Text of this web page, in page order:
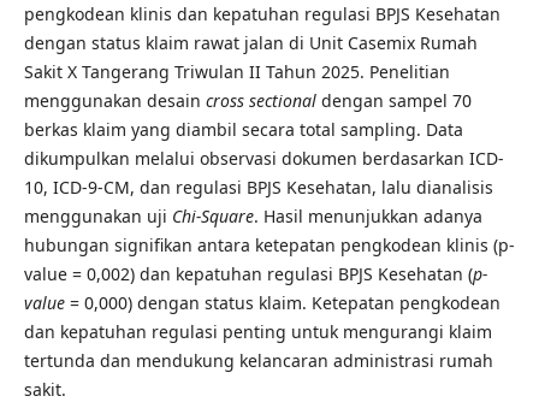
pengkodean klinis dan kepatuhan regulasi BPJS Kesehatan
dengan status klaim rawat jalan di Unit Casemix Rumah
Sakit X Tangerang Triwulan II Tahun 2025. Penelitian
menggunakan desain cross sectionaldengan sampel 70
berkas klaim yang diambil secara total sampling. Data
dikumpulkan melalui observasi dokumen berdasarkan ICD-
10, ICD-9-CM, dan regulasi BPJS Kesehatan, lalu dianalisis
menggunakan uji Chi-Square. Hasil menunjukkan adanya
hubungan signifikan antara ketepatan pengkodean klinis (p-
value = 0,002) dan kepatuhan regulasi BPJS Kesehatan (p-
value= 0,000) dengan status klaim. Ketepatan pengkodean
dan kepatuhan regulasi penting untuk mengurangi klaim
tertunda dan mendukung kelancaran administrasi rumah
sakit.